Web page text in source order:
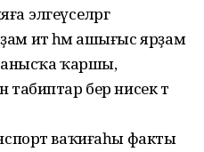
эләгеүселәргә
итә һәм ашығыс ярҙам
ҡаршы,
табиптар бер нисек тә
ваҡиғаһы факты